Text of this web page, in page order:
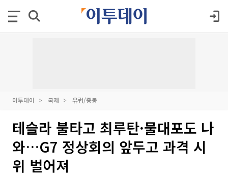
이투데이 국제 유럽/중동
테슬라 불타고 최루탄·물대포도 나
와…G7 정상회의 앞두고 과격 시
위 벌어져